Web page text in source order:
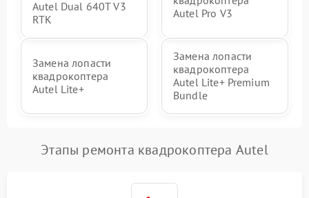
Autel Dual 640T V3
RTK
Autel Pro V3
Замена лопасти
квадрокоптера
Autel Lite+
Замена лопасти
квадрокоптера
Autel Lite+ Premium
Bundle
Этапы ремонта квадрокоптера Autel